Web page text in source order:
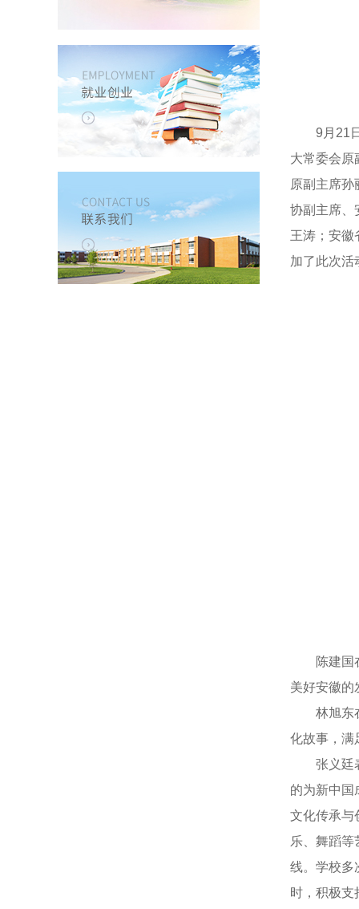
9月21日
大常委会原
原副主席
协副主席、
王涛；安徽
加了此次活
陈建国在
美好安徽的
林旭东在
化故事，满
张义廷表
的为新中国
文化传承与
乐、舞蹈等
线。学校多
时，积极支